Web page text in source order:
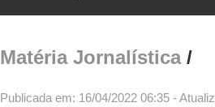
Matéria Jornalística/
Publicada em: 16/04/2022 06:35 -